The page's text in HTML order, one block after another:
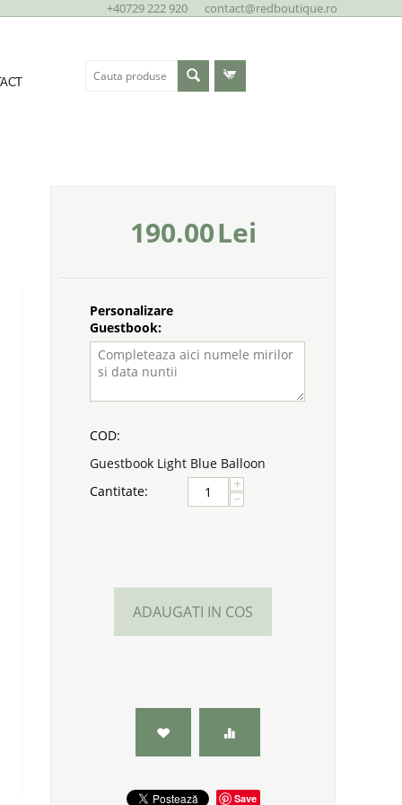
+40729 222 920 contact@redboutique.ro
190.00Lei
Personalizare
Guestbook:
COD:
Guestbook Light Blue Balloon
Cantitate:
+
−
ADAUGATI IN COS
Save